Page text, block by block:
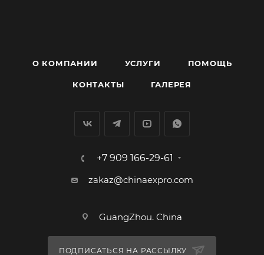
О КОМПАНИИ УСЛУГИ ПОМОЩЬ
КОНТАКТЫ ГАЛЕРЕЯ
+7 909 166-29-61
zakaz@chinaexpro.com
GuangZhou. China
ПОДПИСАТЬСЯ НА РАССЫЛКУ